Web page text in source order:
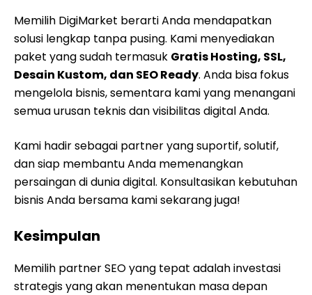
Memilih DigiMarket berarti Anda mendapatkan
solusi lengkap tanpa pusing. Kami menyediakan
paket yang sudah termasuk Gratis Hosting, SSL,
Desain Kustom, dan SEO Ready. Anda bisa fokus
mengelola bisnis, sementara kami yang menangani
semua urusan teknis dan visibilitas digital Anda.
Kami hadir sebagai partner yang suportif, solutif,
dan siap membantu Anda memenangkan
persaingan di dunia digital. Konsultasikan kebutuhan
bisnis Anda bersama kami sekarang juga!
Kesimpulan
Memilih partner SEO yang tepat adalah investasi
strategis yang akan menentukan masa depan